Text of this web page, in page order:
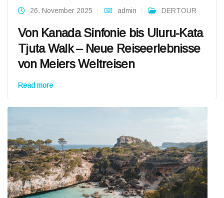
26. November 2025 admin DERTOUR
Von Kanada Sinfonie bis Uluru-Kata
Tjuta Walk – Neue Reiseerlebnisse
von Meiers Weltreisen
Read more